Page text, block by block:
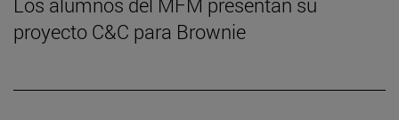
proyecto C&C para Brownie